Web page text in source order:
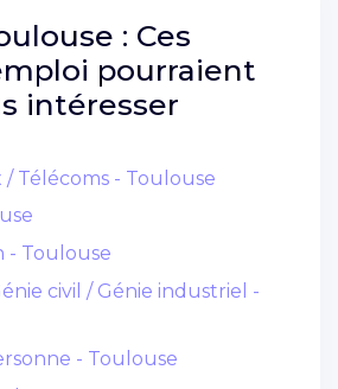
: Ces
pourraient
intéresser
/ Télécoms - Toulouse
- Toulouse
civil / Génie industriel -
- Toulouse